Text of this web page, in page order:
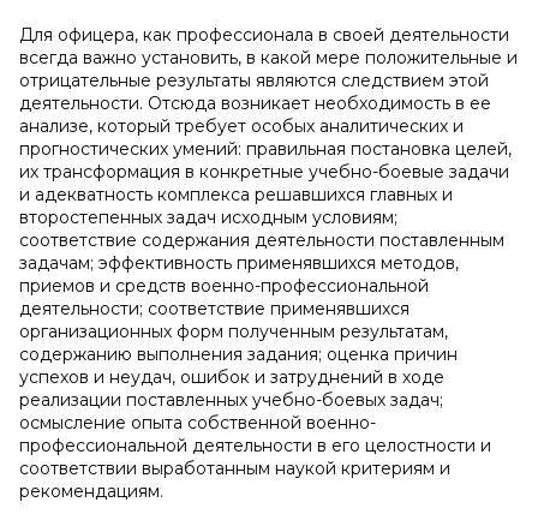
Для офицера, как профессионала в своей деятельности
всегда важно установить, в какой мере положительные и
отрицательные результаты являются следствием этой
деятельности. Отсюда возникает необходимость в ее
анализе, который требует особых аналитических и
прогностических умений: правильная постановка целей,
их трансформация в конкретные учебно-боевые задачи
и адекватность комплекса решавшихся главных и
второстепенных задач исходным условиям;
соответствие содержания деятельности поставленным
задачам; эффективность применявшихся методов,
приемов и средств военно-профессиональной
деятельности; соответствие применявшихся
организационных форм полученным результатам,
содержанию выполнения задания; оценка причин
успехов и неудач, ошибок и затруднений в ходе
реализации поставленных учебно-боевых задач;
осмысление опыта собственной военно-
профессиональной деятельности в его целостности и
соответствии выработанным наукой критериям и
рекомендациям.